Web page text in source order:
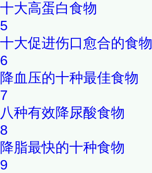
十大高蛋白食物
5
十大促进伤口愈合的食物
6
降血压的十种最佳食物
7
八种有效降尿酸食物
8
降脂最快的十种食物
9